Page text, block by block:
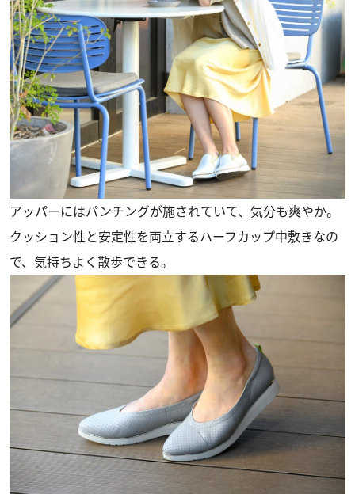
アッパーにはパンチングが施されていて、気分も爽やか。
クッション性と安定性を両立するハーフカップ中敷きなの
で、気持ちよく散歩できる。